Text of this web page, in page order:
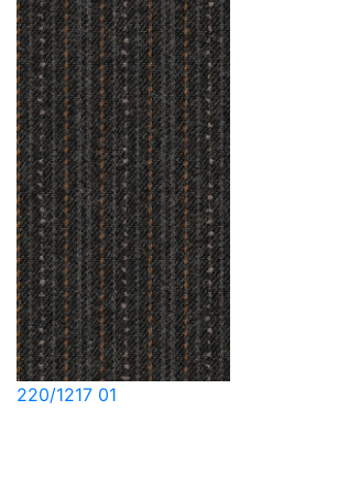
220/1217 01